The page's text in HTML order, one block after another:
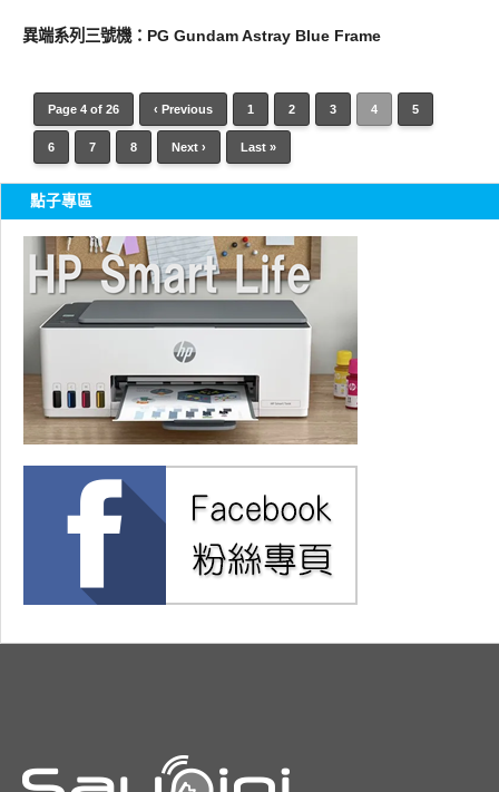
異端系列三號機：PG Gundam Astray Blue Frame
Page 4 of 26 ‹ Previous 1 2 3 4 5
6 7 8 Next › Last »
點子專區